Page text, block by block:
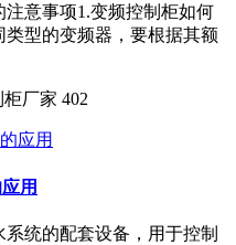
意事项1.变频控制柜如何
型的变频器，要根据其额
厂家 402
用
统的配套设备，用于控制